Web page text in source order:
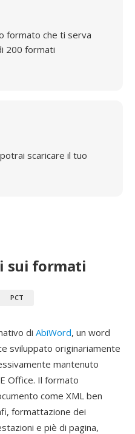
formato che ti serva
200 formati
scaricare il tuo
sui formati
PCT
di AbiWord, un word
sviluppato originariamente
mantenuto
Office. Il formato
come XML ben
formattazione dei
e piè di pagina,